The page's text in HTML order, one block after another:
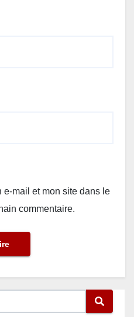
e-mail et mon site dans le
commentaire.